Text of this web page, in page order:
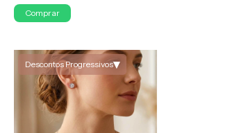
Descontos Progressivos▾